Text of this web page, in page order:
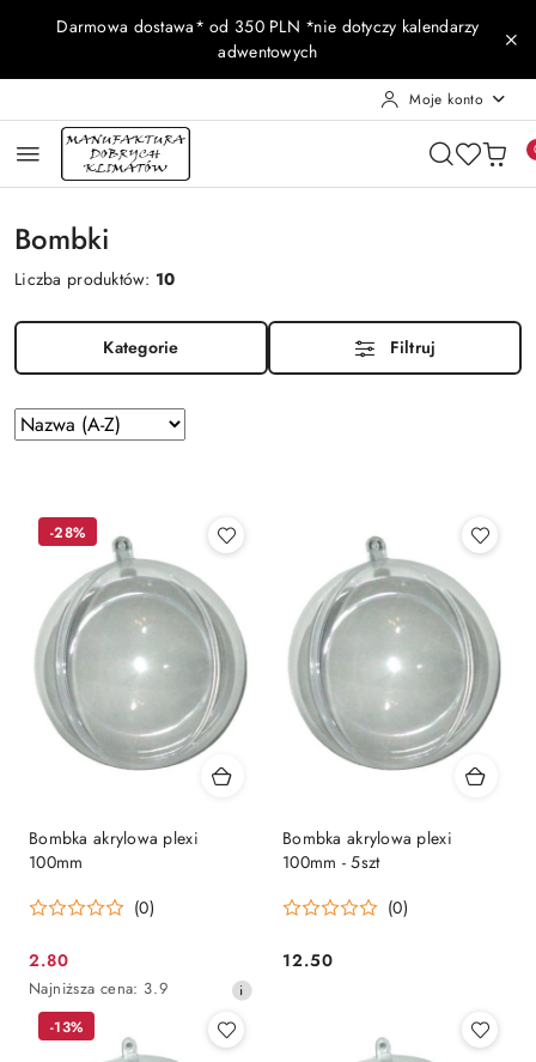
Przejdź do treści głównej
Przejdź do wyszukiwarki
Przejdź do moje konto
Przejdź do menu głównego
Przejdź do stopki
Darmowa dostawa* od 350 PLN *nie dotyczy kalendarzy
adwentowych
Moje konto
Bombki
Liczba produktów: 10
Kategorie Filtruj
Zastosowano
sortowanie:
Sortuj
według
Bombka akrylowa plexi
100mm
(0)
Cena
promocyjna:
2.80
Najniższa
cena
Najniższa cena: 3.9
-28%
Bombka akrylowa plexi
100mm - 5szt
(0)
Cena:
12.50
-13%